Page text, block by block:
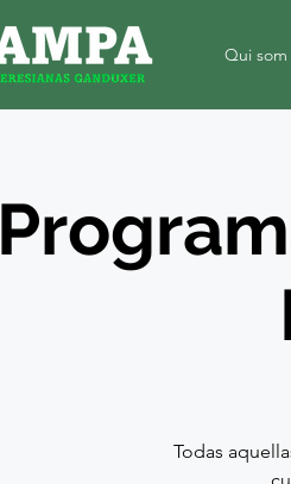
Qui som
Todas